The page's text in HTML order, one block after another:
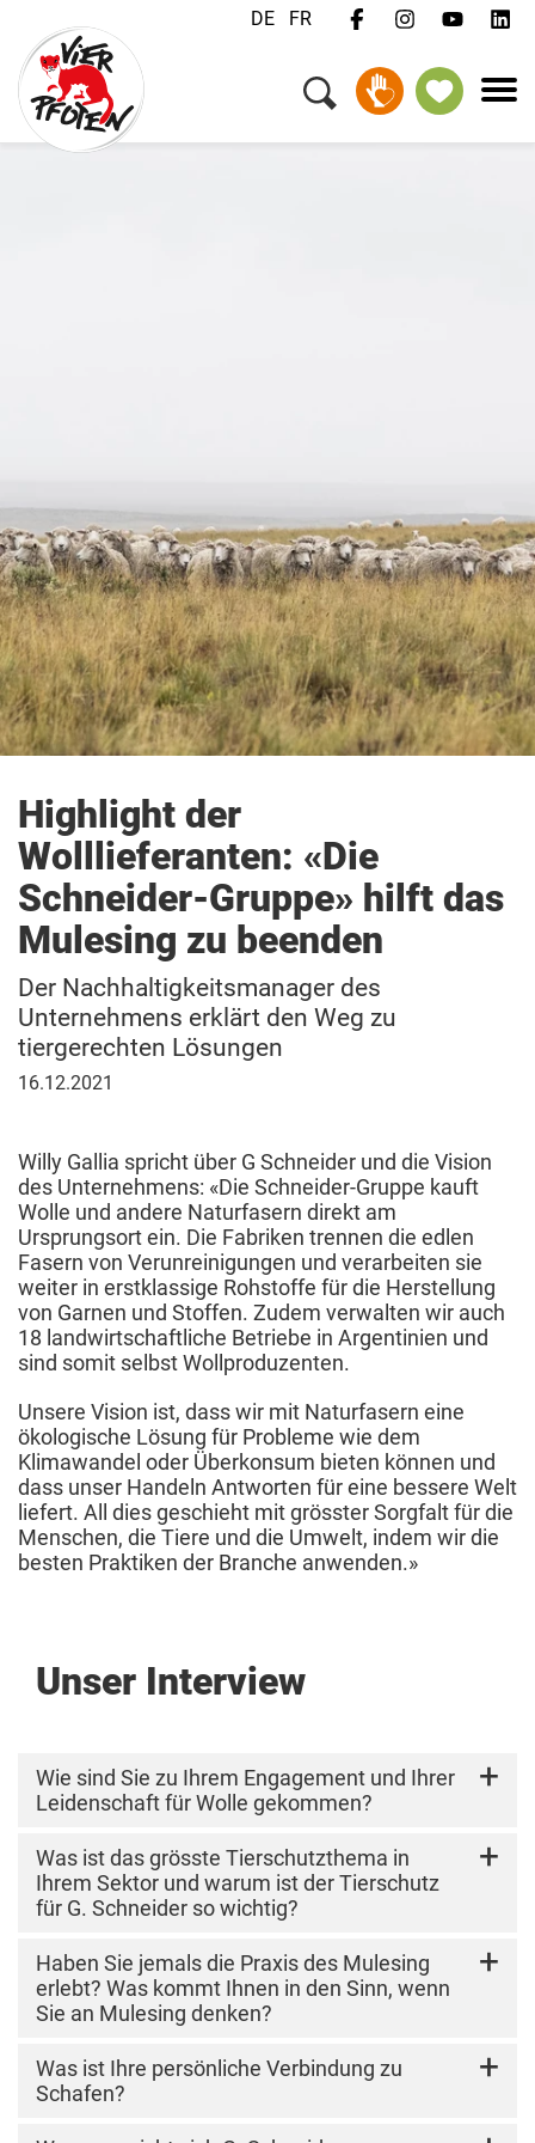
DE FR
Highlight der
Wolllieferanten: «Die
Schneider-Gruppe» hilft das
Mulesing zu beenden
Der Nachhaltigkeitsmanager des
Unternehmens erklärt den Weg zu
tiergerechten Lösungen
16.
16.12.2021
Willy Gallia spricht über G Schneider und die Vision
des Unternehmens: «Die Schneider-Gruppe kauft
Wolle und andere Naturfasern direkt am
Ursprungsort ein. Die Fabriken trennen die edlen
Fasern von Verunreinigungen und verarbeiten sie
weiter in erstklassige Rohstoffe für die Herstellung
von Garnen und Stoffen. Zudem verwalten wir auch
18 landwirtschaftliche Betriebe in Argentinien und
sind somit selbst Wollproduzenten.
Unsere Vision ist, dass wir mit Naturfasern eine
ökologische Lösung für Probleme wie dem
Klimawandel oder Überkonsum bieten können und
dass unser Handeln Antworten für eine bessere Welt
liefert. All dies geschieht mit grösster Sorgfalt für die
Menschen, die Tiere und die Umwelt, indem wir die
besten Praktiken der Branche anwenden.»
Unser Interview
Wie sind Sie zu Ihrem Engagement und Ihrer
Leidenschaft für Wolle gekommen?
Ich komme aus der dritten Generation von
Textilfachleuten. Es liegt mir also im Blut.
Ausserdem bin ich in engem Kontakt mit der
Argentinien, aufgewachsen. Ich möchte meinen
Teil dazu beitragen, ein Gleichgewicht mit der
Natur und den Dingen zu finden, wie ich es auf
den meisten Bauernhöfen und in der Natur erlebt
habe. Ich liebe es einfach, weit draussen zu sein,
fernab von Menschenmassen und Lärm.
Was ist das grösste Tierschutzthema in
Ihrem Sektor und warum ist der Tierschutz
für G. Schneider so wichtig?
Offensichtlich ist eines der grössten
Tierschutzprobleme im Wollsektor das Mulesing,
eine Praxis, die so bald wie möglich vollständig
dass in dieser Hinsicht bedeutende Fortschritte
erzielt werden.
Haben Sie jemals die Praxis des Mulesing
erlebt? Was kommt Ihnen in den Sinn, wenn
Sie an Mulesing denken?
Ich habe nur Videos gesehen. Das Leiden von
Schafen mit Fliegenmadenbefall ist schrecklich,
Was ist Ihre persönliche Verbindung zu
Schafen?
Menü
Kampagnen & Themen
Tiere
Patenschaft